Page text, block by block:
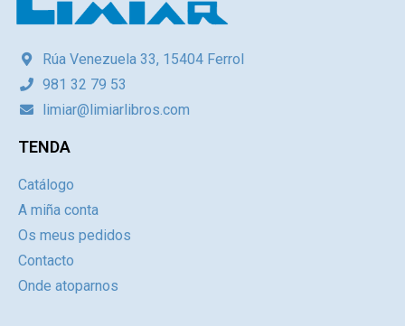
Rúa Venezuela 33, 15404 Ferrol
981 32 79 53
limiar@limiarlibros.com
TENDA
Catálogo
A miña conta
Os meus pedidos
Contacto
Onde atoparnos